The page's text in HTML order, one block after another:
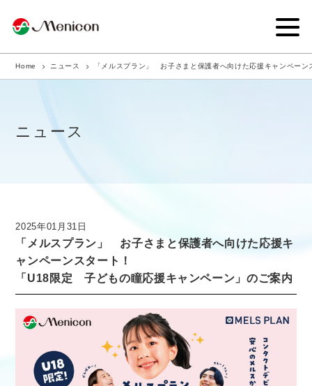
企業情報
商品サイト
ニュース
採用情報
医療従事者向け情報 GLOBAL
Home ニュース 「メルスプラン」 お子さまと保護者へ向けた応援キャンペー
ニュース
2025年01月31日
「メルスプラン」 お子さまと保護者へ向けた応援キ
ャンペーンスタート！
「U18限定 子どもの瞳応援キャンペーン」のご案内